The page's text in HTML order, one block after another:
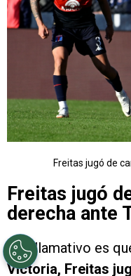
Freitas jugó de
Freitas jugó
derecha ante
Y lo llamativo es
Victoria, Freitas